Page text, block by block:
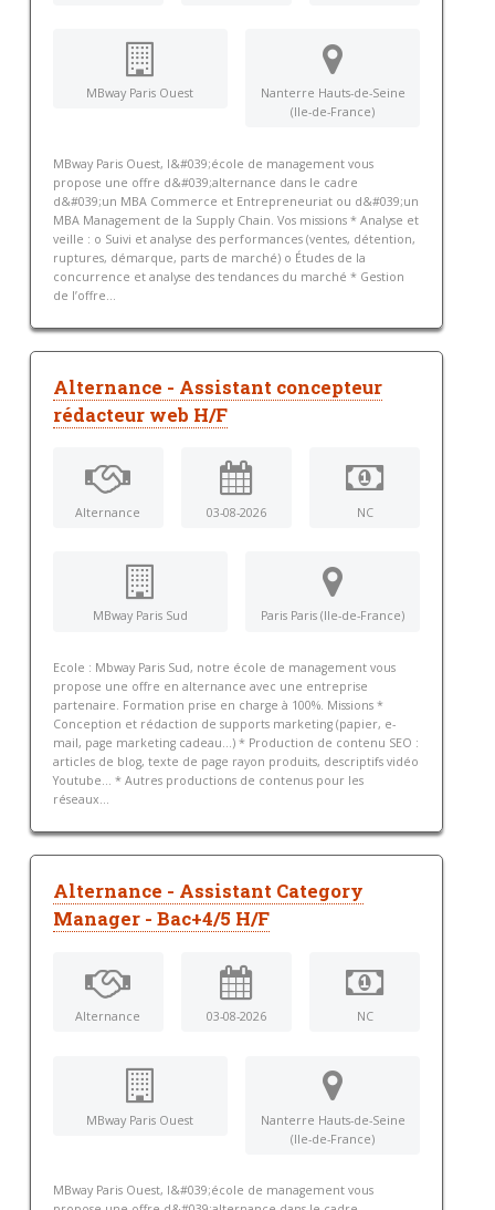
MBway Paris Ouest
Nanterre Hauts-de-Seine
(Ile-de-France)
MBway Paris Ouest, l&#039;école de management vous
propose une offre d&#039;alternance dans le cadre
d&#039;un MBA Commerce et Entrepreneuriat ou d&#039;un
MBA Management de la Supply Chain. Vos missions * Analyse et
veille : o Suivi et analyse des performances (ventes, détention,
ruptures, démarque, parts de marché) o Études de la
concurrence et analyse des tendances du marché * Gestion
de l’offre...
Alternance - Assistant concepteur
rédacteur web H/F
Alternance 03-08-2026 NC
MBway Paris Sud Paris Paris (Ile-de-France)
Ecole : Mbway Paris Sud, notre école de management vous
propose une offre en alternance avec une entreprise
partenaire. Formation prise en charge à 100%. Missions *
Conception et rédaction de supports marketing (papier, e-
mail, page marketing cadeau…) * Production de contenu SEO :
articles de blog, texte de page rayon produits, descriptifs vidéo
Youtube… * Autres productions de contenus pour les
réseaux...
Alternance - Assistant Category
Manager - Bac+4/5 H/F
Alternance 03-08-2026 NC
MBway Paris Ouest
Nanterre Hauts-de-Seine
(Ile-de-France)
MBway Paris Ouest, l&#039;école de management vous